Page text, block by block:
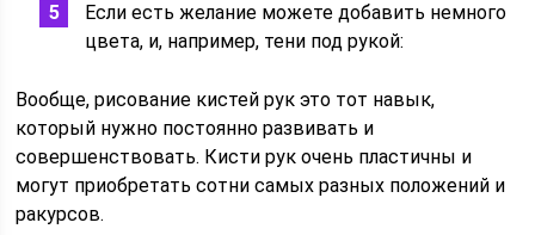
Если есть желание можете добавить немного
цвета, и, например, тени под рукой:
Вообще, рисование кистей рук это тот навык,
который нужно постоянно развивать и
совершенствовать. Кисти рук очень пластичны и
могут приобретать сотни самых разных положений и
ракурсов.